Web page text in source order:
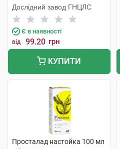
Дослідний завод ГНЦЛС
Є в наявності
від 99.20 грн
КУПИТИ
Просталад настойка 100 мл